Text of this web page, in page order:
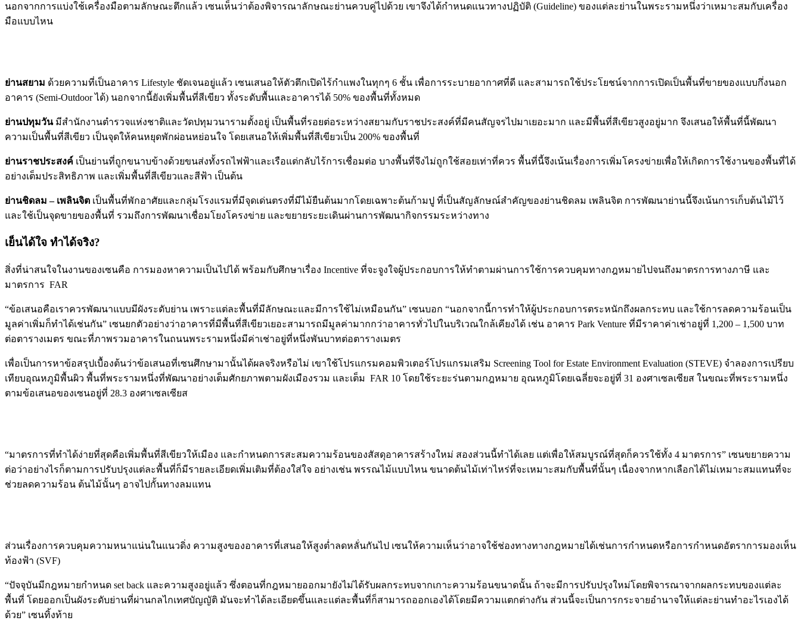
นอกจากการแบ่งใช้เครื่องมือตามลักษณะตึกแล้ว เซนเห็นว่าต้องพิจารณาลักษณะย่านควบคู่ไปด้วย เขาจึงได้กำหนดแนวทางปฏิบัติ (Guideline) ของแต่ละย่านในพระรามหนึ่งว่าเหมาะสมกับเครื่อง
มือแบบไหน
ย่านสยาม ด้วยความที่เป็นอาคาร Lifestyle ชัดเจนอยู่แล้ว เซนเสนอให้ตัวตึกเปิดไร้กำแพงในทุกๆ 6 ชั้น เพื่อการระบายอากาศที่ดี และสามารถใช้ประโยชน์จากการเปิดเป็นพื้นที่ขายของแบบกึ่งนอก
อาคาร (Semi-Outdoor ได้) นอกจากนี้ยังเพิ่มพื้นที่สีเขียว ทั้งระดับพื้นและอาคารได้ 50% ของพื้นที่ทั้งหมด
ย่านปทุมวันมีสำนักงานตำรวจแห่งชาติและวัดปทุมวนารามตั้งอยู่ เป็นพื้นที่รอยต่อระหว่างสยามกับราชประสงค์ที่มีคนสัญจรไปมาเยอะมาก และมีพื้นที่สีเขียวสูงอยู่มาก จึงเสนอให้พื้นที่นี้พัฒนา
ความเป็นพื้นที่สีเขียว เป็นจุดให้คนหยุดพักผ่อนหย่อนใจ โดยเสนอให้เพิ่มพื้นที่สีเขียวเป็น 200% ของพื้นที่
ย่านราชประสงค์ เป็นย่านที่ถูกขนาบข้างด้วยขนส่งทั้งรถไฟฟ้าและเรือแต่กลับไร้การเชื่อมต่อ บางพื้นที่จึงไม่ถูกใช้สอยเท่าที่ควร พื้นที่นี้จึงเน้นเรื่องการเพิ่มโครงข่ายเพื่อให้เกิดการใช้งานของพื้นที่ได้
อย่างเต็มประสิทธิภาพ และเพิ่มพื้นที่สีเขียวและสีฟ้า เป็นต้น
ย่านชิดลม – เพลินจิต เป็นพื้นที่พักอาศัยและกลุ่มโรงแรมที่มีจุดเด่นตรงที่มีไม้ยืนต้นมากโดยเฉพาะต้นก้ามปู ที่เป็นสัญลักษณ์สำคัญของย่านชิดลม เพลินจิต การพัฒนาย่านนี้จึงเน้นการเก็บต้นไม้ไว้
และใช้เป็นจุดขายของพื้นที่ รวมถึงการพัฒนาเชื่อมโยงโครงข่าย และขยายระยะเดินผ่านการพัฒนากิจกรรมระหว่างทาง
เย็นได้ใจ ทำได้จริง?
สิ่งที่น่าสนใจในงานของเซนคือ การมองหาความเป็นไปได้ พร้อมกับศึกษาเรื่อง Incentive ที่จะจูงใจผู้ประกอบการให้ทำตามผ่านการใช้การควบคุมทางกฎหมายไปจนถึงมาตรการทางภาษี และ
มาตรการ FAR
“ข้อเสนอคือเราควรพัฒนาแบบมีผังระดับย่าน เพราะแต่ละพื้นที่มีลักษณะและมีการใช้ไม่เหมือนกัน” เซนบอก “นอกจากนี้การทำให้ผู้ประกอบการตระหนักถึงผลกระทบ และใช้การลดความร้อนเป็น
มูลค่าเพิ่มก็ทำได้เช่นกัน” เซนยกตัวอย่างว่าอาคารที่มีพื้นที่สีเขียวเยอะสามารถมีมูลค่ามากกว่าอาคารทั่วไปในบริเวณใกล้เคียงได้ เช่น อาคาร Park Venture ที่มีราคาค่าเช่าอยู่ที่ 1,200 – 1,500 บาท
ต่อตารางเมตร ขณะที่ภาพรวมอาคารในถนนพระรามหนึ่งมีค่าเช่าอยู่ที่หนึ่งพันบาทต่อตารางเมตร
เพื่อเป็นการหาข้อสรุปเบื้องต้นว่าข้อเสนอที่เซนศึกษามานั้นได้ผลจริงหรือไม่ เขาใช้โปรแกรมคอมพิวเตอร์โปรแกรมเสริม Screening Tool for Estate Environment Evaluation (STEVE) จำลองการเปรียบ
เทียบอุณหภูมิพื้นผิว พื้นที่พระรามหนึ่งที่พัฒนาอย่างเต็มศักยภาพตามผังเมืองรวม และเต็ม FAR 10 โดยใช้ระยะร่นตามกฎหมาย อุณหภูมิโดยเฉลี่ยจะอยู่ที่ 31 องศาเซลเซียส ในขณะที่พระรามหนึ่ง
ตามข้อเสนอของเซนอยู่ที่ 28.3 องศาเซลเซียส
“มาตรการที่ทำได้ง่ายที่สุดคือเพิ่มพื้นที่สีเขียวให้เมือง และกำหนดการสะสมความร้อนของสัสดุอาคารสร้างใหม่ สองส่วนนี้ทำได้เลย แต่เพื่อให้สมบูรณ์ที่สุดก็ควรใช้ทั้ง 4 มาตรการ” เซนขยายความ
ต่อว่าอย่างไรก็ตามการปรับปรุงแต่ละพื้นที่ก็มีรายละเอียดเพิ่มเติมที่ต้องใส่ใจ อย่างเช่น พรรณไม้แบบไหน ขนาดต้นไม้เท่าไหร่ที่จะเหมาะสมกับพื้นที่นั้นๆ เนื่องจากหากเลือกได้ไม่เหมาะสมแทนที่จะ
ช่วยลดความร้อน ต้นไม้นั้นๆ อาจไปกั้นทางลมแทน
ส่วนเรื่องการควบคุมความหนาแน่นในแนวดิ่ง ความสูงของอาคารที่เสนอให้สูงต่ำลดหลั่นกันไป เซนให้ความเห็นว่าอาจใช้ช่องทางทางกฎหมายได้เช่นการกำหนดหรือการกำหนดอัตราการมองเห็น
ท้องฟ้า (SVF)
“ปัจจุบันมีกฎหมายกำหนด set back และความสูงอยู่แล้ว ซึ่งตอนที่กฎหมายออกมายังไม่ได้รับผลกระทบจากเกาะความร้อนขนาดนั้น ถ้าจะมีการปรับปรุงใหม่โดยพิจารณาจากผลกระทบของแต่ละ
พื้นที่ โดยออกเป็นผังระดับย่านที่ผ่านกลไกเทศบัญญัติ มันจะทำได้ละเอียดขึ้นและแต่ละพื้นที่ก็สามารถออกเองได้โดยมีความแตกต่างกัน ส่วนนี้จะเป็นการกระจายอำนาจให้แต่ละย่านทำอะไรเองได้
ด้วย” เซนทิ้งท้าย